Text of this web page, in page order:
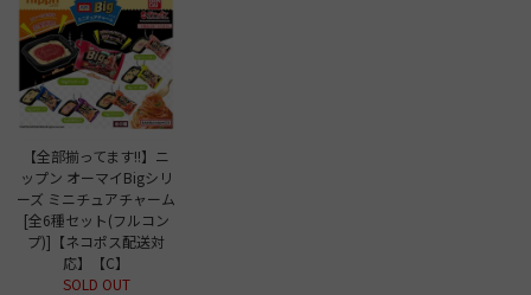
【全部揃ってます!!】ニ
ップン オーマイBigシリ
ーズ ミニチュアチャーム
[全6種セット(フルコン
プ)]【ネコポス配送対
応】【C】
SOLD OUT